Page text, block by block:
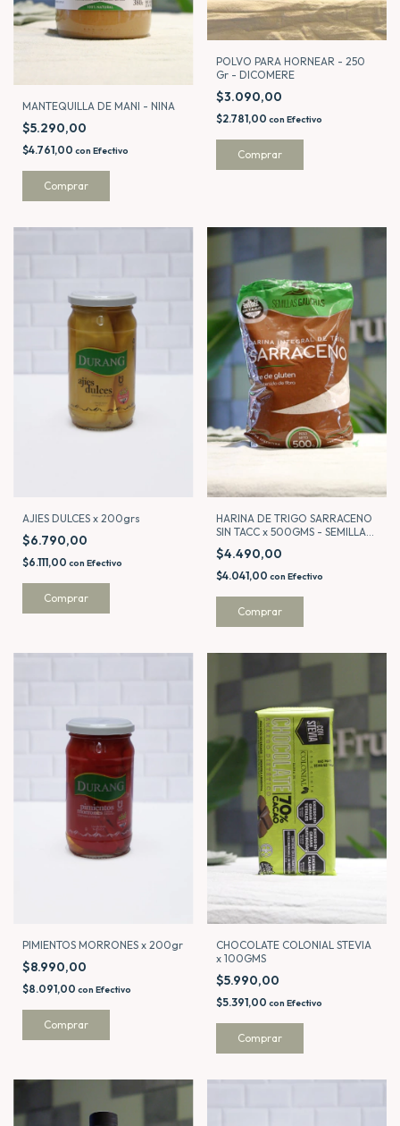
MANTEQUILLA DE MANI - NINA
$5.290,00
$4.761,00 con Efectivo
POLVO PARA HORNEAR - 250
Gr - DICOMERE
$3.090,00
$2.781,00 con Efectivo
AJIES DULCES x 200grs
$6.790,00
$6.111,00 con Efectivo
HARINA DE TRIGO SARRACENO
SIN TACC x 500GMS - SEMILLAS
GAUCHAS
$4.490,00
$4.041,00 con Efectivo
PIMIENTOS MORRONES x 200gr
$8.990,00
$8.091,00 con Efectivo
CHOCOLATE COLONIAL STEVIA
x 100GMS
$5.990,00
$5.391,00 con Efectivo